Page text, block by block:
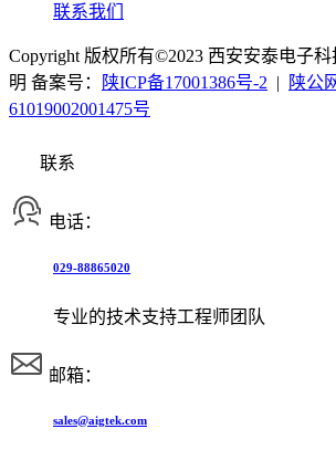
联系我们
Copyright 版权所有©2023 西安安泰电子
明 备案号：
陕ICP备17001386号-2 |
陕公
61019002001475号
联系
电话：
029-88865020
专业的技术支持工程师团队
邮箱：
sales@aigtek.com